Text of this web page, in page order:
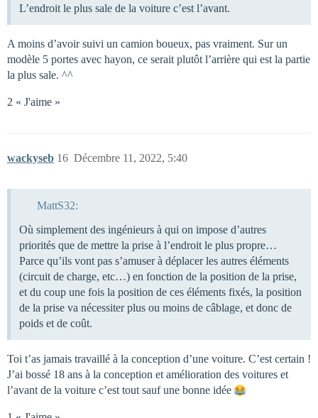
L’endroit le plus sale de la voiture c’est l’avant.
A moins d’avoir suivi un camion boueux, pas vraiment. Sur un
modèle 5 portes avec hayon, ce serait plutôt l’arrière qui est la partie
la plus sale. ^^
2 « J'aime »
wackyseb Décembre 11, 2022, 5:40
16
MattS32:
Où simplement des ingénieurs à qui on impose d’autres
priorités que de mettre la prise à l’endroit le plus propre…
Parce qu’ils vont pas s’amuser à déplacer les autres éléments
(circuit de charge, etc…) en fonction de la position de la prise,
et du coup une fois la position de ces éléments fixés, la position
de la prise va nécessiter plus ou moins de câblage, et donc de
poids et de coût.
Toi t’as jamais travaillé à la conception d’une voiture. C’est certain !
J’ai bossé 18 ans à la conception et amélioration des voitures et
l’avant de la voiture c’est tout sauf une bonne idée